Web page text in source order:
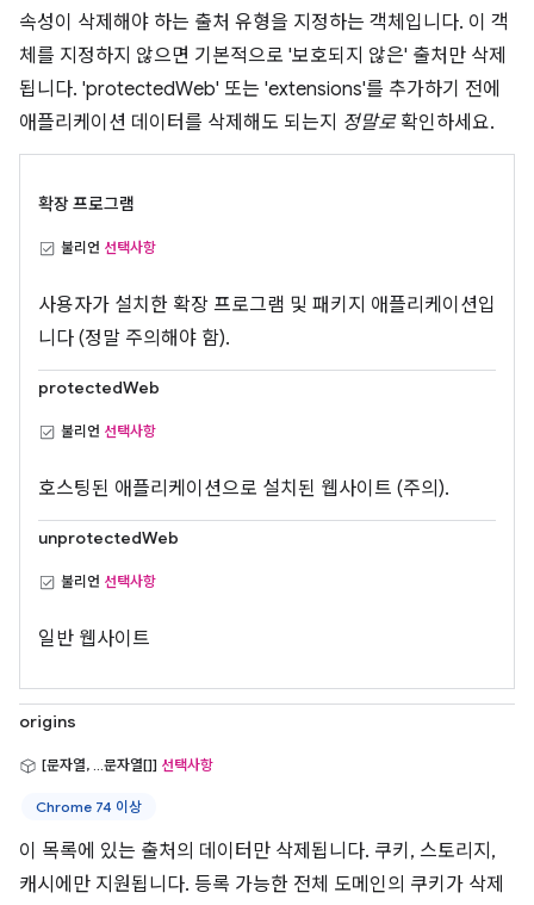
속성이 삭제해야 하는 출처 유형을 지정하는 객체입니다. 이 객
체를 지정하지 않으면 기본적으로 '보호되지 않은' 출처만 삭제
됩니다. 'protectedWeb' 또는 'extensions'를 추가하기 전에
애플리케이션 데이터를 삭제해도 되는지 정말로확인하세요.
확장 프로그램
불리언 선택사항
사용자가 설치한 확장 프로그램 및 패키지 애플리케이션입
니다 (정말 주의해야 함).
protectedWeb
불리언 선택사항
호스팅된 애플리케이션으로 설치된 웹사이트 (주의).
unprotectedWeb
불리언 선택사항
일반 웹사이트
origins
[문자열, ...문자열[]] 선택사항
Chrome 74 이상
이 목록에 있는 출처의 데이터만 삭제됩니다. 쿠키, 스토리지,
캐시에만 지원됩니다. 등록 가능한 전체 도메인의 쿠키가 삭제